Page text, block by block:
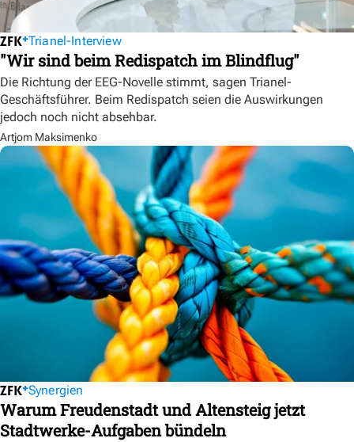
Trianel-Interview
"Wir sind beim Redispatch im Blindflug"
Die Richtung der EEG-Novelle stimmt, sagen Trianel-
Geschäftsführer. Beim Redispatch seien die Auswirkungen
jedoch noch nicht absehbar.
Artjom Maksimenko
Synergien
Warum Freudenstadt und Altensteig jetzt
Stadtwerke-Aufgaben bündeln